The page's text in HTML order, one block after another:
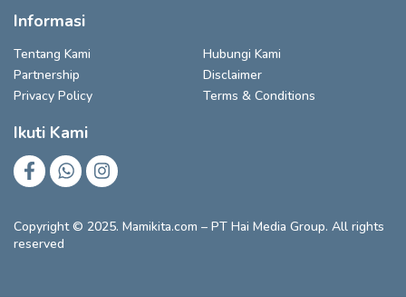
Informasi
Tentang Kami
Hubungi Kami
Partnership
Disclaimer
Privacy Policy
Terms & Conditions
Ikuti Kami
Copyright © 2025. Mamikita.com – PT Hai Media Group. All rights
reserved